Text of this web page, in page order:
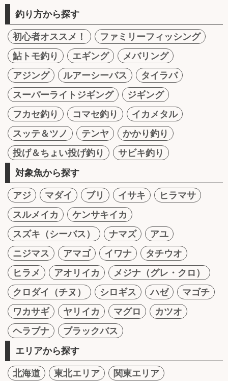
釣り方から探す
初心者オススメ！
ファミリーフィッシング
鮎トモ釣り
エギング
メバリング
アジング
ルアーシーバス
タイラバ
スーパーライトジギング
ジギング
フカセ釣り
コマセ釣り
イカメタル
スッテ＆ツノ
テンヤ
かかり釣り
投げ＆ちょい投げ釣り
サビキ釣り
対象魚から探す
アジ マダイ ブリ イサキ
ヒラマサ
スルメイカ
ケンサキイカ
スズキ（シーバス）
ナマズ
アユ
ニジマス
アマゴ イワナ
タチウオ
ヒラメ
アオリイカ
メジナ（グレ・クロ）
クロダイ（チヌ）
シロギス ハゼ
マゴチ
ワカサギ
ヤリイカ マグロ
カツオ
ヘラブナ
ブラックバス
エリアから探す
北海道 東北エリア
関東エリア